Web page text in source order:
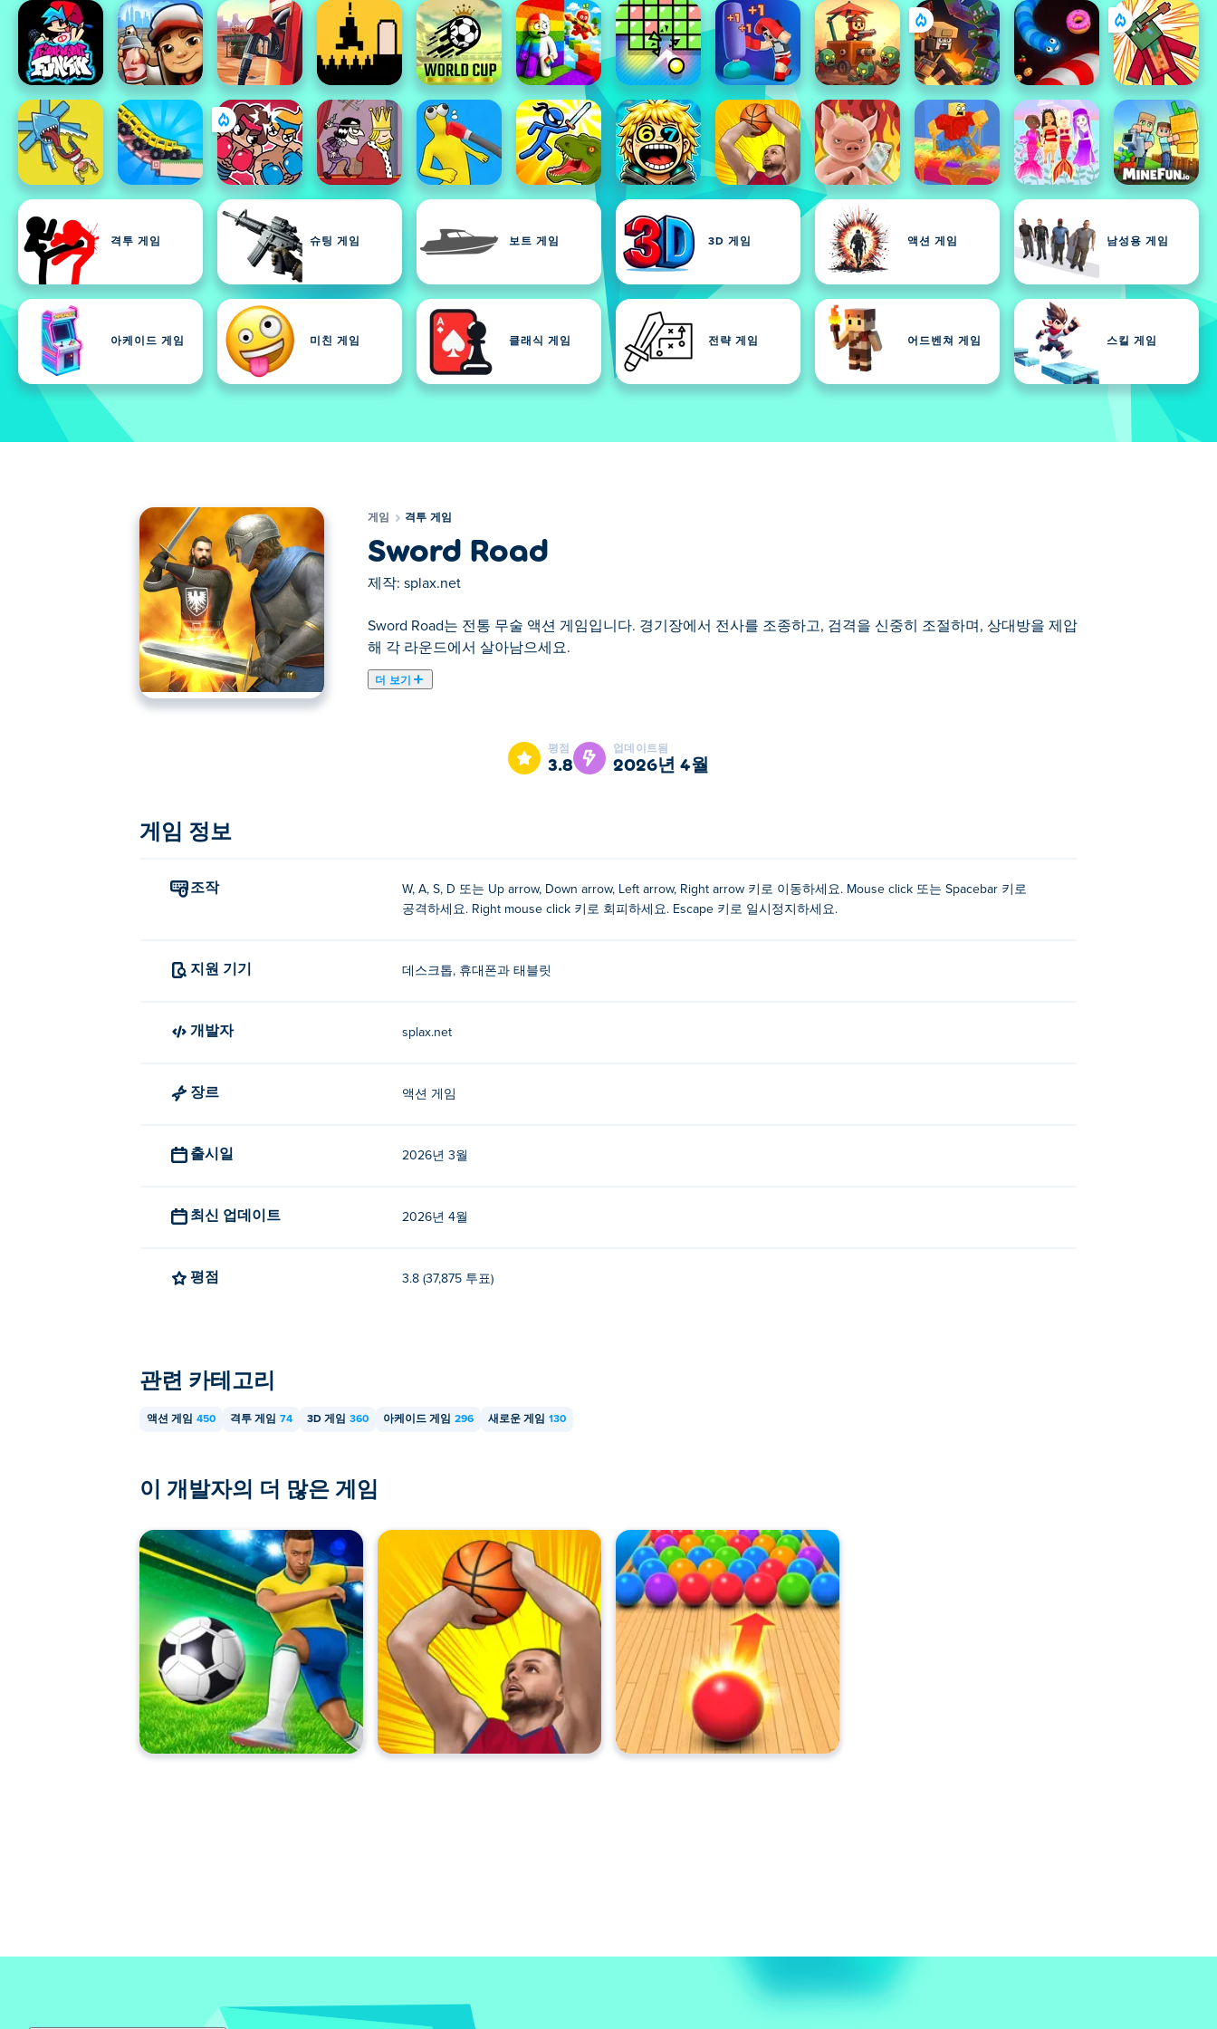
격투 게임 슈팅 게임 보트 게임 3D 게임 액션 게임 남성용 게임
아케이드 게임 미친 게임 클래식 게임 전략 게임 어드벤쳐 게임 스킬 게임
게임 격투 게임
Sword Road
제작: splax.net
Sword Road는 전통 무술 액션 게임입니다. 경기장에서 전사를 조종하고, 검격을 신중히 조절하며, 상대방을 제압
해 각 라운드에서 살아남으세요.
더 보기
소드 로드는 갑옷을 입은 기사가 되어 전쟁으로 황폐해진 계곡과 적의 요새를 누비며 싸우는 핵앤슬래시 액션 게임입니다. 간단한 조작으로 구현된
터 전설적인 괴물까지 다양한 적과 맞서 싸우세요. 과연 당신은 챔피언으로서의 운명을 개척할 수 있을까요?
이동: WASD 키 또는 방향키
회피: 마우스 오른쪽 버튼
소드 로드는 누가 만들었나요?
Sword Road를 무료로 플레이하려면 어떻게 해야 하나요?
포키(Poki)에서 소드 로드(Sword Road)를 무료로 플레이할 수 있습니다.
Sword Road는 컴퓨터뿐 아니라 휴대폰, 태블릿과 같은 모바일 기기에서도 플레이할 수 있습니다.
평점
3.8
업데이트됨
2026년 4월
게임 정보
조작
W, A, S, D 또는 Up arrow, Down arrow, Left arrow, Right arrow 키로 이동하세요. Mouse click 또는 Spacebar 키로
공격하세요. Right mouse click 키로 회피하세요. Escape 키로 일시정지하세요.
지원 기기 데스크톱, 휴대폰과 태블릿
개발자 splax.net
장르 액션 게임
출시일 2026년 3월
최신 업데이트 2026년 4월
평점 3.8 (37,875 투표)
관련 카테고리
액션 게임 450 격투 게임 74 3D 게임 360 아케이드 게임 296 새로운 게임 130
이 개발자의 더 많은 게임